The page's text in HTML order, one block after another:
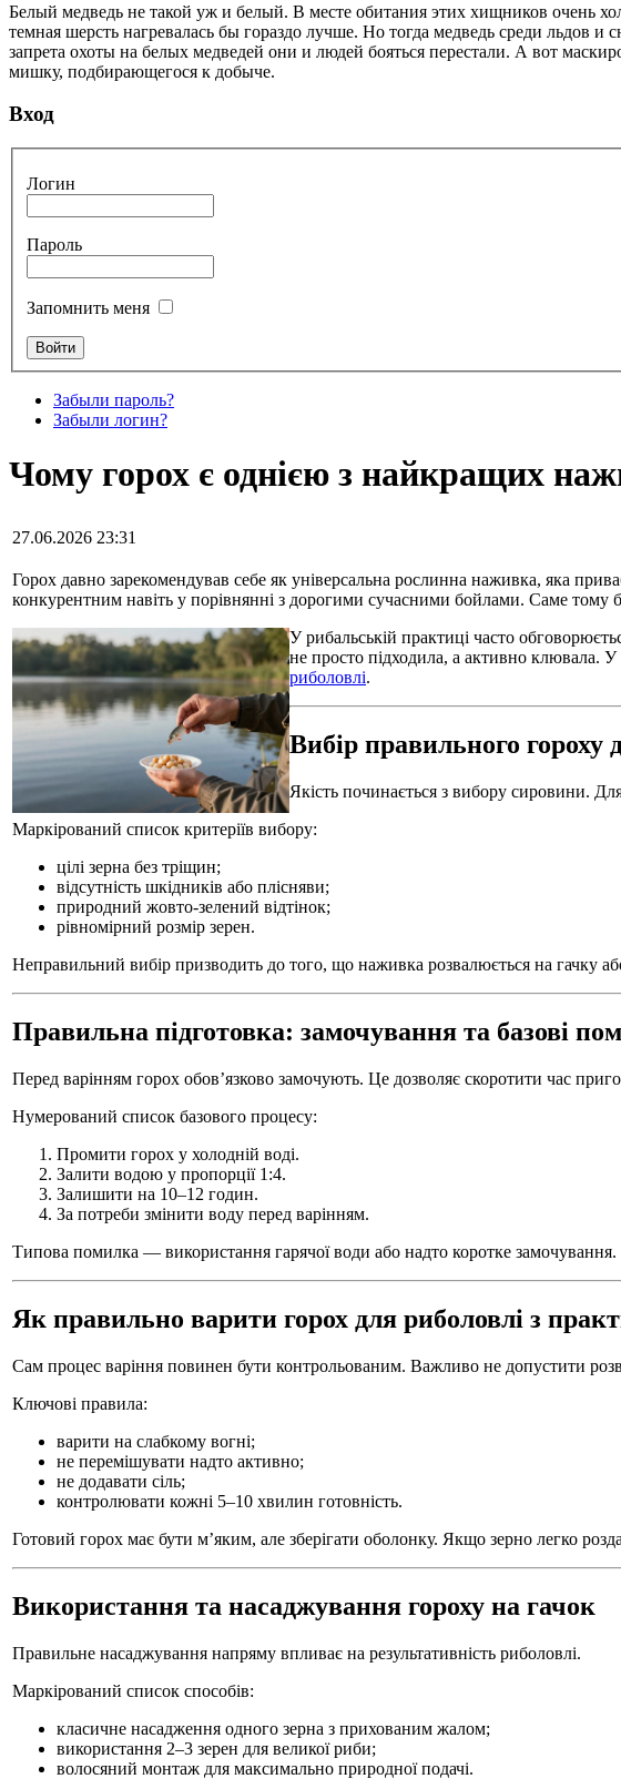
Белый медведь не такой уж и белый. В месте обитания этих хищников очень
темная шерсть нагревалась бы гораздо лучше. Но тогда медведь среди льдов
запрета охоты на белых медведей они и людей бояться перестали. А вот
мишку, подбирающегося к добыче.
Вход
Логин
Пароль
Запомнить меня
Забыли пароль?
Забыли логин?
Чому горох є однією з найкращих
27.06.2026 23:31
Горох давно зарекомендував себе як універсальна рослинна наживка, яка
конкурентним навіть у порівнянні з дорогими сучасними бойлами. Саме тому
У рибальській практиці часто
не просто підходила, а активно клювала. У
риболовлі.
Вибір правильного гороху
Якість починається з вибору сировини.
Маркірований список критеріїв вибору:
цілі зерна без тріщин;
відсутність шкідників або плісняви;
природний жовто-зелений відтінок;
рівномірний розмір зерен.
Неправильний вибір призводить до того, що наживка розвалюється на гачку
Правильна підготовка: замочування та базові
Перед варінням горох обов’язково замочують. Це дозволяє скоротити час
Нумерований список базового процесу:
Промити горох у холодній воді.
Залити водою у пропорції 1:4.
Залишити на 10–12 годин.
За потреби змінити воду перед варінням.
Типова помилка — використання гарячої води або надто коротке
Як правильно варити горох для риболовлі з
Сам процес варіння повинен бути контрольованим. Важливо не допустити
Ключові правила:
варити на слабкому вогні;
не перемішувати надто активно;
не додавати сіль;
контролювати кожні 5–10 хвилин готовність.
Готовий горох має бути м’яким, але зберігати оболонку. Якщо зерно легко
Використання та насаджування гороху на гачок
Правильне насаджування напряму впливає на результативність риболовлі.
Маркірований список способів:
класичне насадження одного зерна з прихованим жалом;
використання 2–3 зерен для великої риби;
волосяний монтаж для максимально природної подачі.